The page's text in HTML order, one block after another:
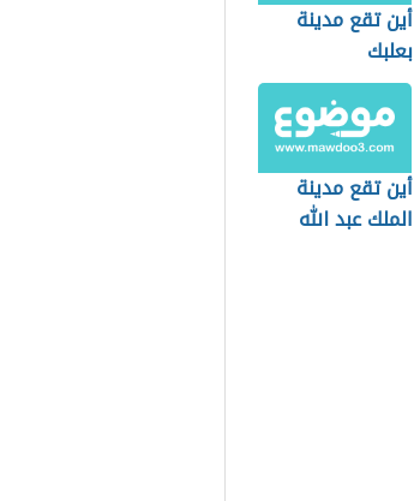
أين تقع مدينة
بعلبك
أين تقع مدينة
الملك عبد الله